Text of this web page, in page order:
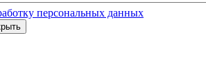
персональных данных